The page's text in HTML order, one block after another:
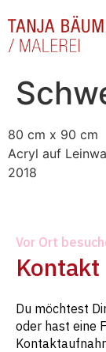
80 cm x 90 cm
Acryl auf
2018
Vor Ort
Kontakt
Du möchtest
oder hast eine